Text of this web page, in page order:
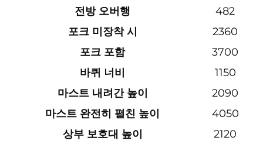
전방 오버행
482
포크 미장착 시
2360
포크 포함
3700
바퀴 너비
1150
마스트 내려간 높이
2090
마스트 완전히 펼친 높이
4050
상부 보호대 높이
2120